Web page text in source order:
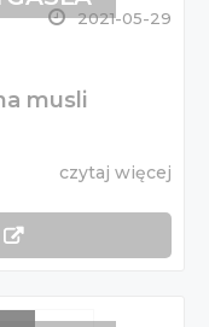
2021-05-29
musli
czytaj więcej